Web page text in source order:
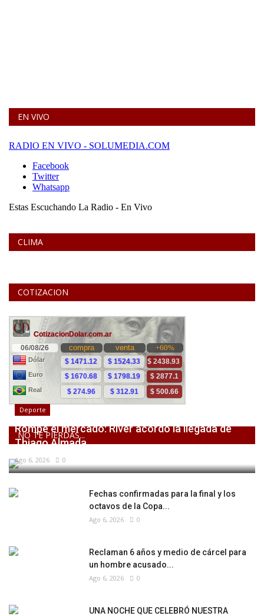
EN VIVO
CLIMA
COTIZACION
NO TE PIERDAS...
Deporte
Rompe el mercado: River acordó la llegada de
Thiago Almada
Ago 6, 2026 0
Fechas confirmadas para la final y los
octavos de la Copa...
Ago 6, 2026 0
Reclaman 6 años y medio de cárcel para
un hombre acusado...
Ago 6, 2026 0
UNA NOCHE QUE CELEBRÓ NUESTRA